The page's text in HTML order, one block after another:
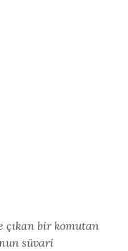
çıkan bir komutan
süvari